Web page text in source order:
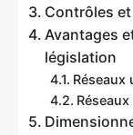
Contrôles
Avantages
législation
Réseaux